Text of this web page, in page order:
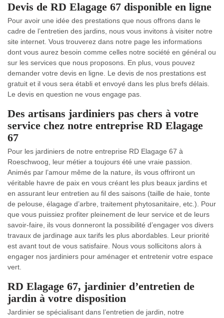
Devis de RD Elagage 67 disponible en ligne
Pour avoir une idée des prestations que nous offrons dans le
cadre de l’entretien des jardins, nous vous invitons à visiter notre
site internet. Vous trouverez dans notre page les informations
dont vous aurez besoin comme celles notre société en général ou
sur les services que nous proposons. En plus, vous pouvez
demander votre devis en ligne. Le devis de nos prestations est
gratuit et il vous sera établi et envoyé dans les plus brefs délais.
Le devis en question ne vous engage pas.
Des artisans jardiniers pas chers à votre
service chez notre entreprise RD Elagage
67
Pour les jardiniers de notre entreprise RD Elagage 67 à
Roeschwoog, leur métier a toujours été une vraie passion.
Animés par l’amour même de la nature, ils vous offriront un
véritable havre de paix en vous créant les plus beaux jardins et
en assurant leur entretien au fil des saisons (taille de haie, tonte
de pelouse, élagage d’arbre, traitement phytosanitaire, etc.). Pour
que vous puissiez profiter pleinement de leur service et de leurs
savoir-faire, ils vous donneront la possibilité d’engager vos divers
travaux de jardinage aux tarifs les plus abordables. Leur priorité
est avant tout de vous satisfaire. Nous vous sollicitons alors à
engager nos jardiniers pour aménager et entretenir votre espace
vert.
RD Elagage 67, jardinier d’entretien de
jardin à votre disposition
Jardinier se spécialisant dans l’entretien de jardin, notre